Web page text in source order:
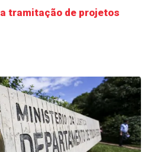
tramitação de projetos